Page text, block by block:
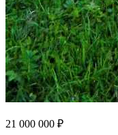
21 000 000 ₽